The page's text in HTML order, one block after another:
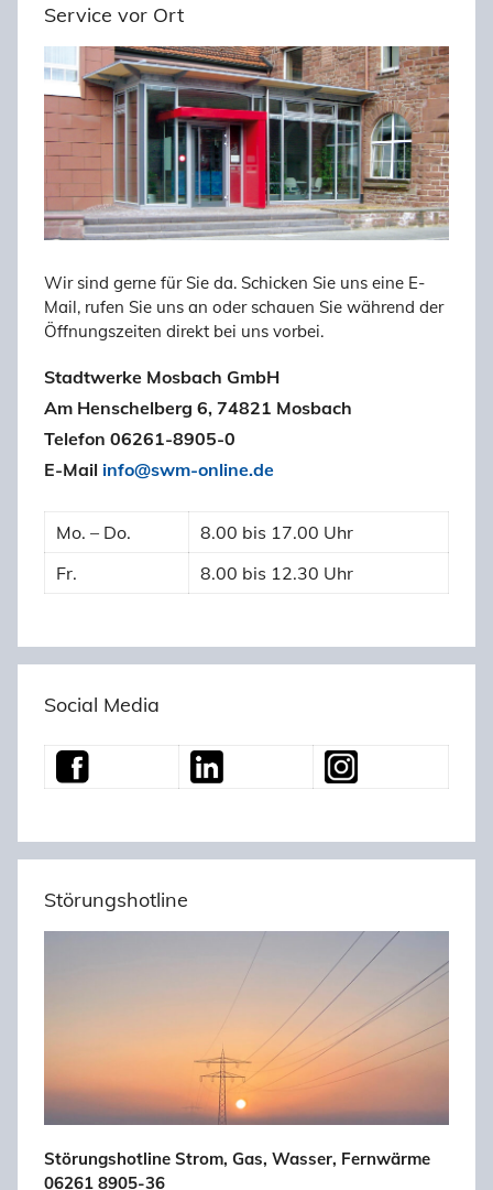
Service vor Ort
Wir sind gerne für Sie da. Schicken Sie uns eine E-
Mail, rufen Sie uns an oder schauen Sie während der
Öffnungszeiten direkt bei uns vorbei.
Stadtwerke Mosbach GmbH
Am Henschelberg 6, 74821 Mosbach
Telefon 06261-8905-0
E-Mail info@swm-online.de
Mo. – Do.
8.00 bis 17.00 Uhr
Fr.
8.00 bis 12.30 Uhr
Social Media
Störungshotline
Störungshotline Strom, Gas, Wasser, Fernwärme
06261 8905-36